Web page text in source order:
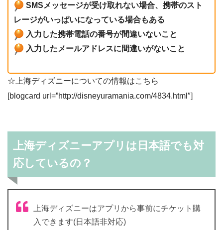
SMSメッセージが受け取れない場合、携帯のスト
レージがいっぱいになっている場合もある
入力した携帯電話の番号が間違いないこと
入力したメールアドレスに間違いがないこと
☆上海ディズニーについての情報はこちら
[blogcard url=”http://disneyuramania.com/4834.html″]
上海ディズニーアプリは日本語でも対
応しているの？
上海ディズニーはアプリから事前にチケット購
入できます(日本語非対応)